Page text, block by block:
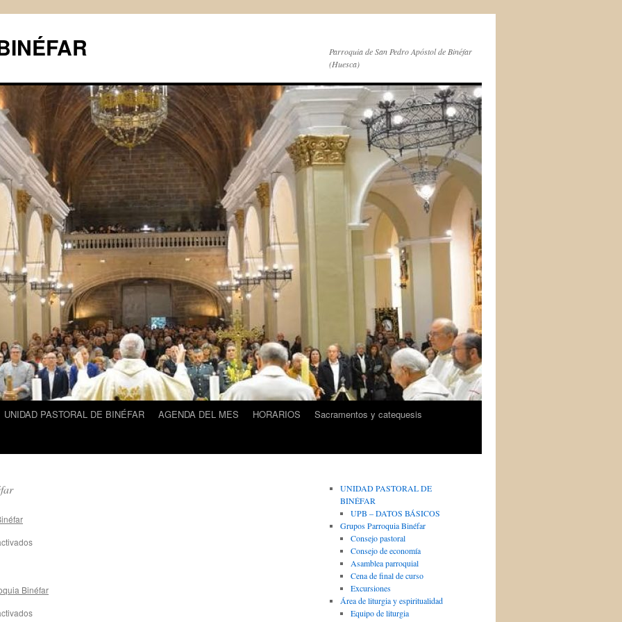
Parroquia de San Pedro Apóstol de Binéfar
(Huesca)
UNIDAD PASTORAL DE BINÉFAR AGENDA DEL MES HORARIOS
Sacramentos y catequesis
Binéfar
UNIDAD PASTORAL DE
BINÉFAR
UPB – DATOS BÁSICOS
Grupos Parroquia Binéfar
Consejo pastoral
Consejo de economía
Asamblea parroquial
Cena de final de curso
Excursiones
Área de liturgia y espiritualidad
Equipo de liturgia